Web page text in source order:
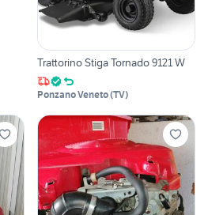
Trattorino Stiga Tornado 9121 W
Ponzano Veneto(TV)